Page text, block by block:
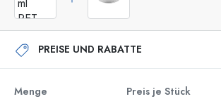
PREISE UND RABATTE
Menge Preis je Stück